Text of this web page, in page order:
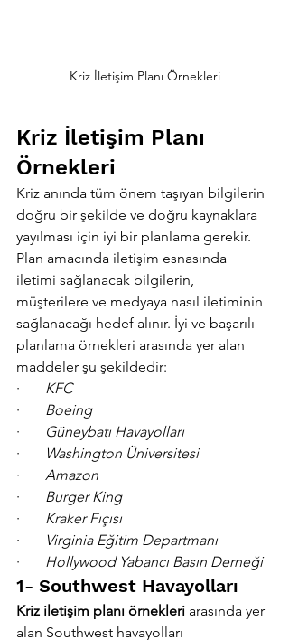
Kriz İletişim Planı Örnekleri
Kriz İletişim Planı
Örnekleri
Kriz anında tüm önem taşıyan bilgilerin
doğru bir şekilde ve doğru kaynaklara
yayılması için iyi bir planlama gerekir.
Plan amacında iletişim esnasında
iletimi sağlanacak bilgilerin,
müşterilere ve medyaya nasıl iletiminin
sağlanacağı hedef alınır. İyi ve başarılı
planlama örnekleri arasında yer alan
maddeler şu şekildedir:
·
KFC
·
Boeing
·
Güneybatı Havayolları
·
Washington Üniversitesi
· Amazon
·
Burger King
·
Kraker Fıçısı
·
Virginia Eğitim Departmanı
·
Hollywood Yabancı Basın Derneği
1- Southwest Havayolları
Kriz iletişim planı örnekleri arasında yer
alan Southwest havayolları